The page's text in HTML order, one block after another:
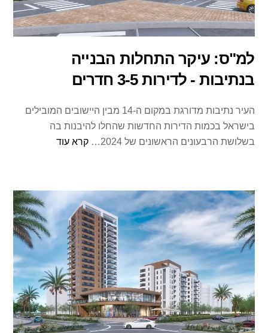
למ"ס: עיקר התחלות הבנייה
בנתיבות - לדירות 3-5 חדרים
העיר נתיבות מדורגת במקום ה-14 מבין היישובים המובילים
בישראל בכמות הדירות החדשות שהחלו להיבנות בה
בשלושת הרבעונים הראשונים של 2024…
קרא עוד